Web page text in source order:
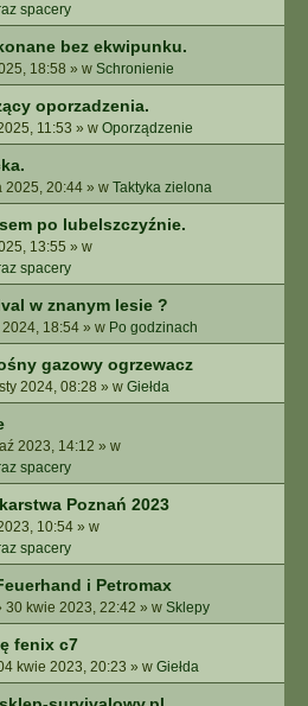
spacery
bez ekwipunku.
18:58 » w Schronienie
oporzadzenia.
11:53 » w Oporządzenie
2025, 20:44 » w Taktyka zielona
po lubelszczyźnie.
13:55 » w
spacery
w znanym lesie ?
2024, 18:54 » w Po godzinach
gazowy ogrzewacz
2024, 08:28 » w Giełda
2023, 14:12 » w
spacery
Poznań 2023
10:54 » w
spacery
i Petromax
30 kwie 2023, 22:42 » w Sklepy
fenix c7
kwie 2023, 20:23 » w Giełda